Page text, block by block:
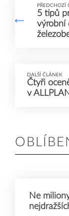
PŘEDCHOZÍ
5 tipů
výrobní
DALŠÍ ČLÁNEK
Čtyři
v
Ne